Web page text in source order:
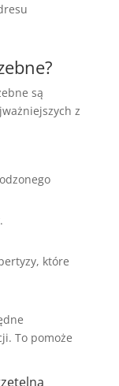
są
z
które
To pomoże